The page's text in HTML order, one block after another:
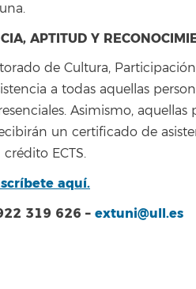
APTITUD Y
de Cultura,
a todas aquellas
Asimismo,
un certificado de
ECTS.
aquí.
319 626 – extuni@ull.es